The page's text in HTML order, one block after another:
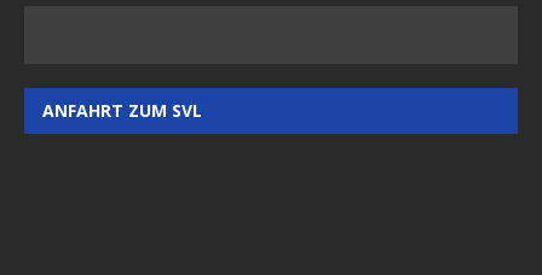
ANFAHRT ZUM SVL